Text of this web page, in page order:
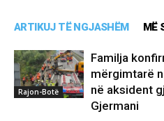
ARTIKUJ TË NGJASHËM MË
Rajon-Botë
Familja
mërgimtarë
në aksident
Gjermani